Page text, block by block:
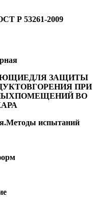
Р 53261-2009
ДЛЯ ЗАЩИТЫ
ГОРЕНИЯ ПРИ
ПОМЕЩЕНИЙ ВО
Методы испытаний